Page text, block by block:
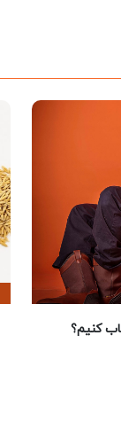
کنیم؟